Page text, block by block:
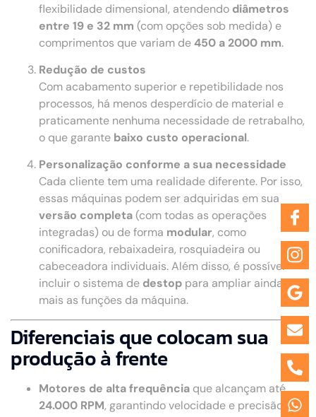
flexibilidade dimensional, atendendo diâmetros
entre 19 e 32 mm (com opções sob medida) e
comprimentos que variam de450 a 2000 mm.
Redução de custos
Com acabamento superior e repetibilidade nos
processos, há menos desperdício de material e
praticamente nenhuma necessidade de retrabalho,
o que garante baixo custo operacional.
Personalização conforme a sua necessidade
Cada cliente tem uma realidade diferente. Por isso,
essas máquinas podem ser adquiridas em sua
versão completa (com todas as operações
integradas) ou de forma modular, como
conificadora, rebaixadeira, rosquiadeira ou
cabeceadora individuais. Além disso, é possível
incluir o sistema de destop para ampliar ainda
mais as funções da máquina.
Diferenciais que colocam sua
produção à frente
Motores de alta frequência que alcançam até
24.000 RPM, garantindo velocidade e precisão.